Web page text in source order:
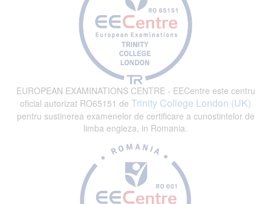
EUROPEAN EXAMINATIONS CENTRE - EECentre este centru
oficial autorizat RO65151 de Trinity College London (UK)
pentru sustinerea examenelor de certificare a cunostintelor de
limba engleza, in Romania.